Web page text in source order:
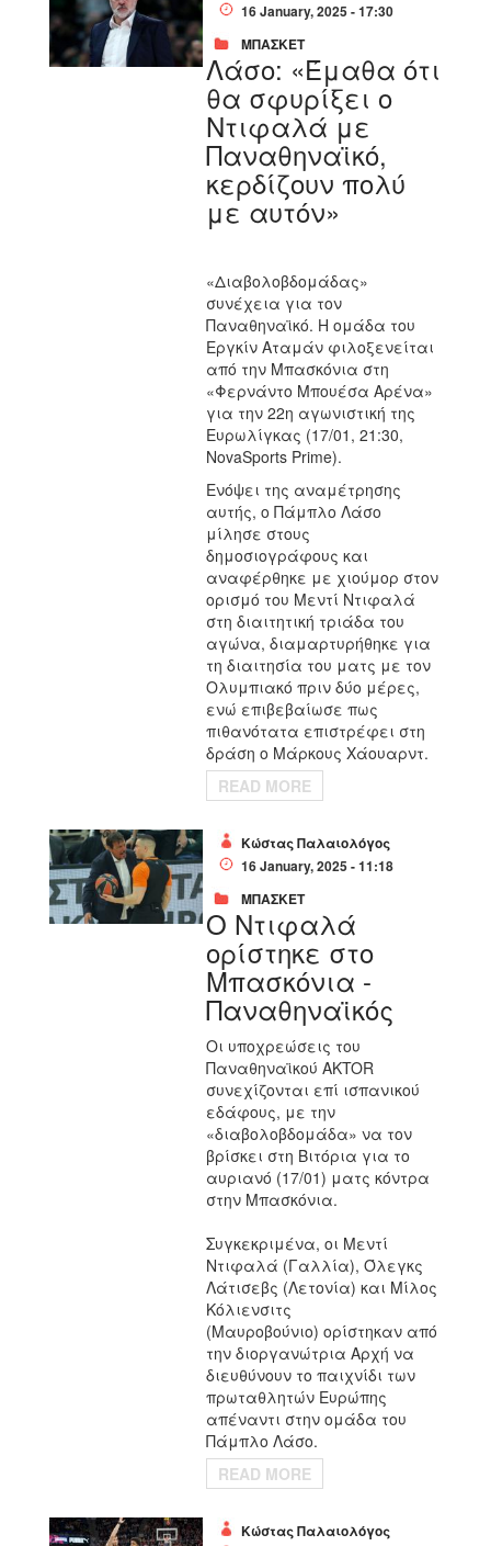
16 January, 2025 - 17:30
ΜΠΑΣΚΕΤ
Λάσο: «Έμαθα ότι
θα σφυρίξει ο
Ντιφαλά με
Παναθηναϊκό,
κερδίζουν πολύ
με αυτόν»
«Διαβολοβδομάδας»
συνέχεια για τον
Παναθηναϊκό. Η ομάδα του
Εργκίν Αταμάν φιλοξενείται
από την Μπασκόνια στη
«Φερνάντο Μπουέσα Αρένα»
για την 22η αγωνιστική της
Ευρωλίγκας (17/01, 21:30,
ΝοvaSports Prime).
Ενόψει της αναμέτρησης
αυτής, ο Πάμπλο Λάσο
μίλησε στους
δημοσιογράφους και
αναφέρθηκε με χιούμορ στον
ορισμό του Μεντί Ντιφαλά
στη διαιτητική τριάδα του
αγώνα, διαμαρτυρήθηκε για
τη διαιτησία του ματς με τον
Ολυμπιακό πριν δύο μέρες,
ενώ επιβεβαίωσε πως
πιθανότατα επιστρέφει στη
δράση ο Μάρκους Χάουαρντ.
READ MORE
Κώστας Παλαιολόγος
16 January, 2025 - 11:18
ΜΠΑΣΚΕΤ
Ο Ντιφαλά
ορίστηκε στο
Μπασκόνια -
Παναθηναϊκός
Οι υποχρεώσεις του
Παναθηναϊκού AKTOR
συνεχίζονται επί ισπανικού
εδάφους, με την
«διαβολοβδομάδα» να τον
βρίσκει στη Βιτόρια για το
αυριανό (17/01) ματς κόντρα
στην Μπασκόνια.
Συγκεκριμένα, οι Μεντί
Ντιφαλά (Γαλλία), Όλεγκς
Λάτισεβς (Λετονία) και Μίλος
Κόλιενσιτς
(Μαυροβούνιο) ορίστηκαν από
την διοργανώτρια Αρχή να
διευθύνουν το παιχνίδι των
πρωταθλητών Ευρώπης
απέναντι στην ομάδα του
Πάμπλο Λάσο.
READ MORE
Κώστας Παλαιολόγος